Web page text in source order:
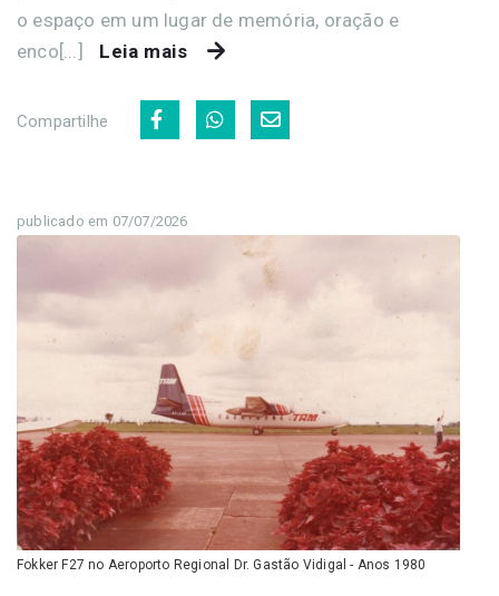
o espaço em um lugar de memória, oração e
enco[...]
Leia mais
Compartilhe
publicado em 07/07/2026
Fokker F27 no Aeroporto Regional Dr. Gastão Vidigal - Anos 1980